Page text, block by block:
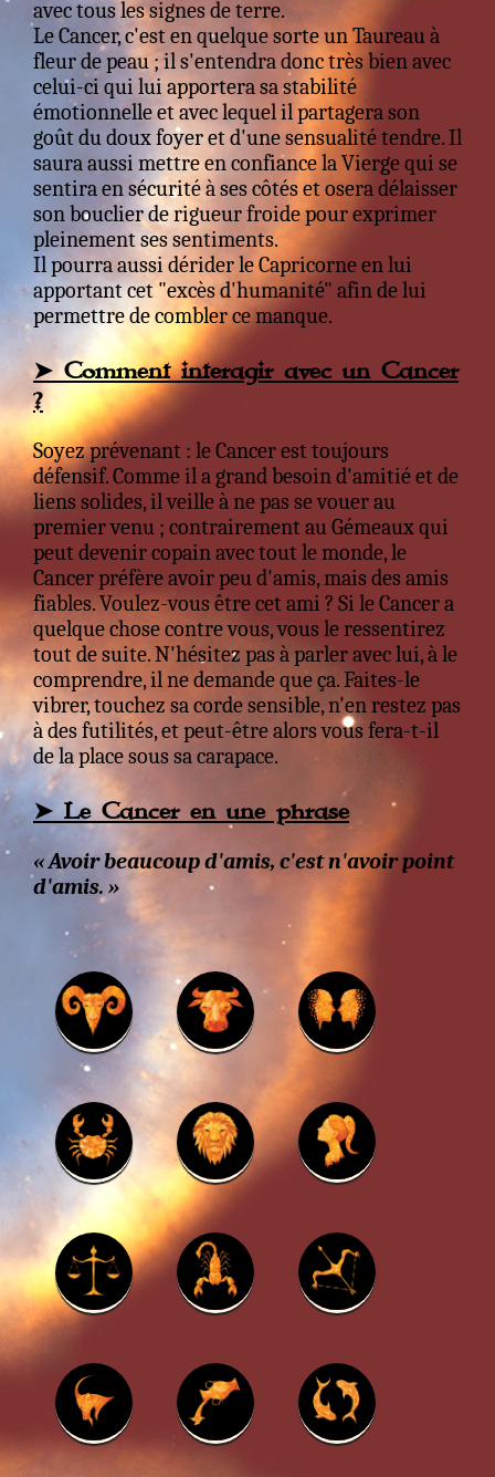
avec tous les signes de terre.
Le Cancer, c'est en quelque sorte un Taureau à
fleur de peau ; il s'entendra donc très bien avec
celui-ci qui lui apportera sa stabilité
émotionnelle et avec lequel il partagera son
goût du doux foyer et d'une sensualité tendre. Il
saura aussi mettre en confiance la Vierge qui se
sentira en sécurité à ses côtés et osera délaisser
son bouclier de rigueur froide pour exprimer
pleinement ses sentiments.
Il pourra aussi dérider le Capricorne en lui
apportant cet "excès d'humanité" afin de lui
permettre de combler ce manque.
➤ Comment interagir avec un Cancer
?
Soyez prévenant : le Cancer est toujours
défensif. Comme il a grand besoin d'amitié et de
liens solides, il veille à ne pas se vouer au
premier venu ; contrairement au Gémeaux qui
peut devenir copain avec tout le monde, le
Cancer préfère avoir peu d'amis, mais des amis
fiables. Voulez-vous être cet ami ? Si le Cancer a
quelque chose contre vous, vous le ressentirez
tout de suite. N'hésitez pas à parler avec lui, à le
comprendre, il ne demande que ça. Faites-le
vibrer, touchez sa corde sensible, n'en restez pas
à des futilités, et peut-être alors vous fera-t-il
de la place sous sa carapace.
➤ Le Cancer en une phrase
« Avoir beaucoup d'amis, c'est n'avoir point
d'amis. »